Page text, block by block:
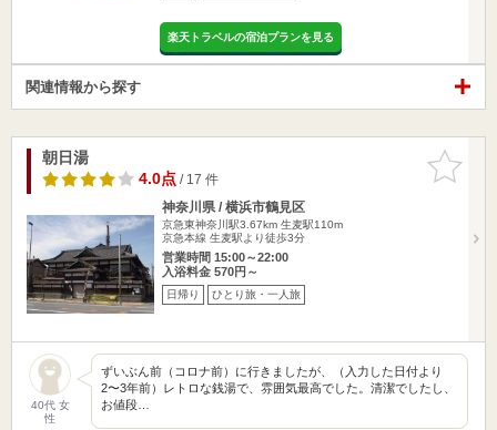
楽天トラベルの宿泊プランを見る
関連情報から探す
お気に入
りに追加
朝日湯
4.0点/ 17 件
神奈川県 / 横浜市鶴見区
京急東神奈川駅3.67km 生麦駅110m
京急本線 生麦駅より徒歩3分
営業時間 15:00～22:00
入浴料金 570円～
日帰り ひとり旅・一人旅
40代 女
性
ずいぶん前（コロナ前）に行きましたが、（入力した日付より
2〜3年前）レトロな銭湯で、雰囲気最高でした。清潔でしたし、
お値段…